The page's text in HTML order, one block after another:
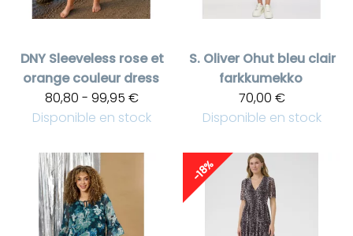
DNY Sleeveless rose et
orange couleur dress
80,80 - 99,95 €
Disponible en stock
S. Oliver Ohut bleu clair
farkkumekko
70,00 €
Disponible en stock
-18%